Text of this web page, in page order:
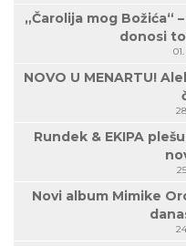
„Čarolija mog Božića“
donosi
NOVO U MENARTU!
Rundek & EKIPA
Novi album Mimike